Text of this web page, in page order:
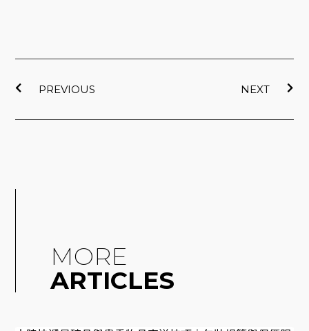
PREVIOUS NEXT
MORE
ARTICLES